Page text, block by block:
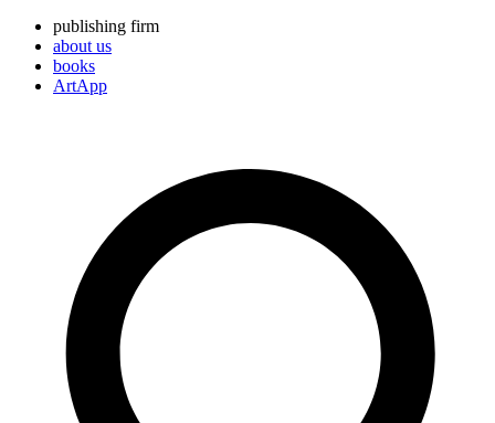
publishing firm
about us
books
ArtApp